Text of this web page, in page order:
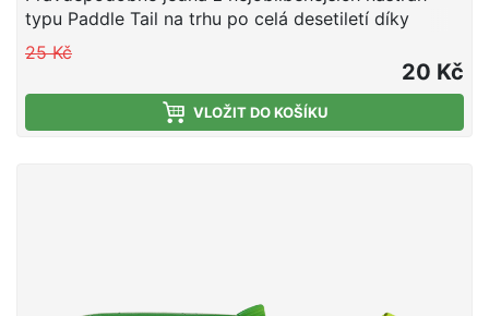
typu Paddle Tail na trhu po celá desetiletí díky
úžasné rychlosti záběru a snadnému použití.
Cannibal shad má úžasně živou akci jak při propadu,
tak při stahování. Je to nesmírně všestranná
nástraha, která dokáže chytit okouny, pstruhy, štiky,
25 Kč
20 Kč
VLOŽIT DO KOŠÍKU